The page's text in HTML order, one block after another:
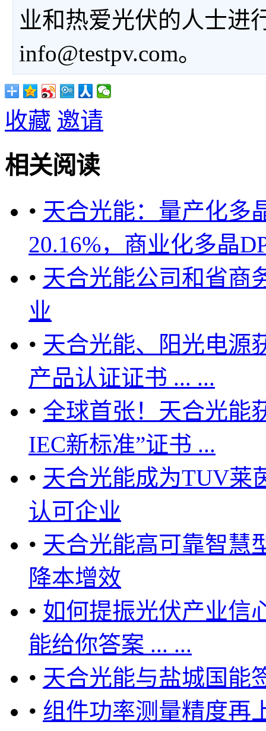
业和热爱光伏的人士进
info@testpv.com。
收藏 邀请
相关阅读
• 天合光能：量产化多
20.16%，商业化多晶
• 天合光能公司和省商
业
• 天合光能、阳光电源
产品认证证书 ... ...
• 全球首张！天合光能
IEC新标准”证书 ...
• 天合光能成为TUV莱
认可企业
• 天合光能高可靠智慧
降本增效
• 如何提振光伏产业信
能给你答案 ... ...
• 天合光能与盐城国能
• 组件功率测量精度